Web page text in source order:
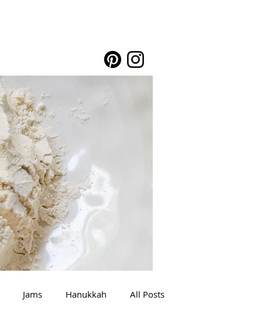
All Posts
Hanukkah
Jams